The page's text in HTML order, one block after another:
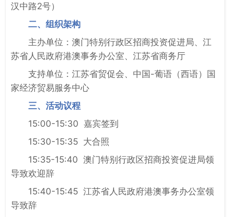
汉中路2号）
二、组织架构
主办单位：澳门特别行政区招商投资促进局、江
苏省人民政府港澳事务办公室、江苏省商务厅
支持单位：江苏省贸促会、中国-葡语（西语）国
家经济贸易服务中心
三、活动议程
15:00-15:30 嘉宾签到
15:30-15:35 大合照
15:35-15:40 澳门特别行政区招商投资促进局领
导致欢迎辞
15:40-15:45 江苏省人民政府港澳事务办公室领
导致辞